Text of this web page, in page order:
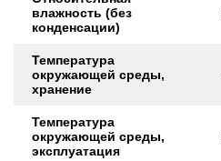
влажность (без
конденсации)
Температура
окружающей среды,
хранение
Температура
окружающей среды,
эксплуатация